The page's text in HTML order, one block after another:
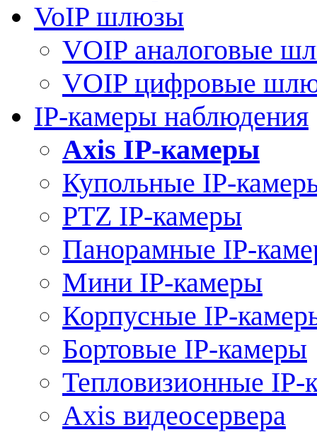
VoIP шлюзы
VOIP аналоговые
VOIP цифровые
IP-камеры наблюдения
Axis IP-камеры
Купольные IP-
PTZ IP-камеры
Панорамные IP-
Мини IP-камеры
Корпусные IP-
Бортовые IP-камеры
Тепловизионные IP-
Axis видеосервера